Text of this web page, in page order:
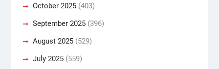
October 2025(403)
September 2025(396)
August 2025(529)
July 2025(559)